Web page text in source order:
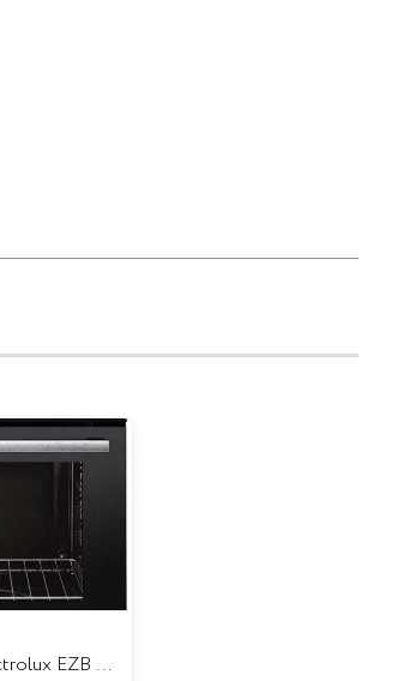
Духовой шкаф Electrolux EZB 52410 AK